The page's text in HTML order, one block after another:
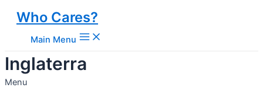
Who Cares?
Main Menu
Inglaterra
Menu